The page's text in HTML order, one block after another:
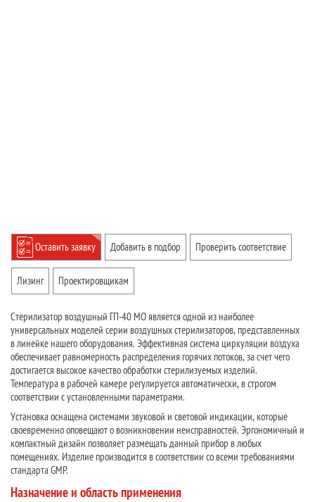
Оставить заявку Добавить в подбор Проверить соответствие
Лизинг Проектировщикам
Стерилизатор воздушный ГП-40 МО является одной из наиболее
универсальных моделей серии воздушных стерилизаторов, представленных
в линейке нашего оборудования. Эффективная система циркуляции воздуха
обеспечивает равномерность распределения горячих потоков, за счет чего
достигается высокое качество обработки стерилизуемых изделий.
Температура в рабочей камере регулируется автоматически, в строгом
соответствии с установленными параметрами.
Установка оснащена системами звуковой и световой индикации, которые
своевременно оповещают о возникновении неисправностей. Эргономичный и
компактный дизайн позволяет размещать данный прибор в любых
помещениях. Изделие производится в соответствии со всеми требованиями
стандарта GMP.
Назначение и область применения